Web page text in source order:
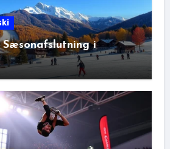
Sæsonafslutning i